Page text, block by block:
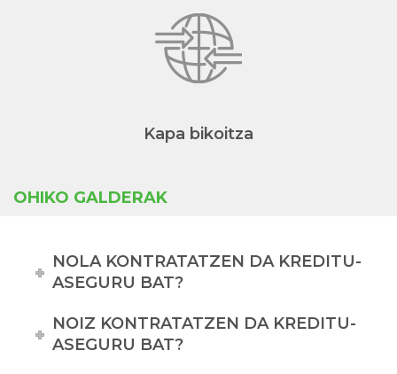
Kapa bikoitza
OHIKO GALDERAK
NOLA KONTRATATZEN DA KREDITU-
ASEGURU BAT?
NOIZ KONTRATATZEN DA KREDITU-
ASEGURU BAT?